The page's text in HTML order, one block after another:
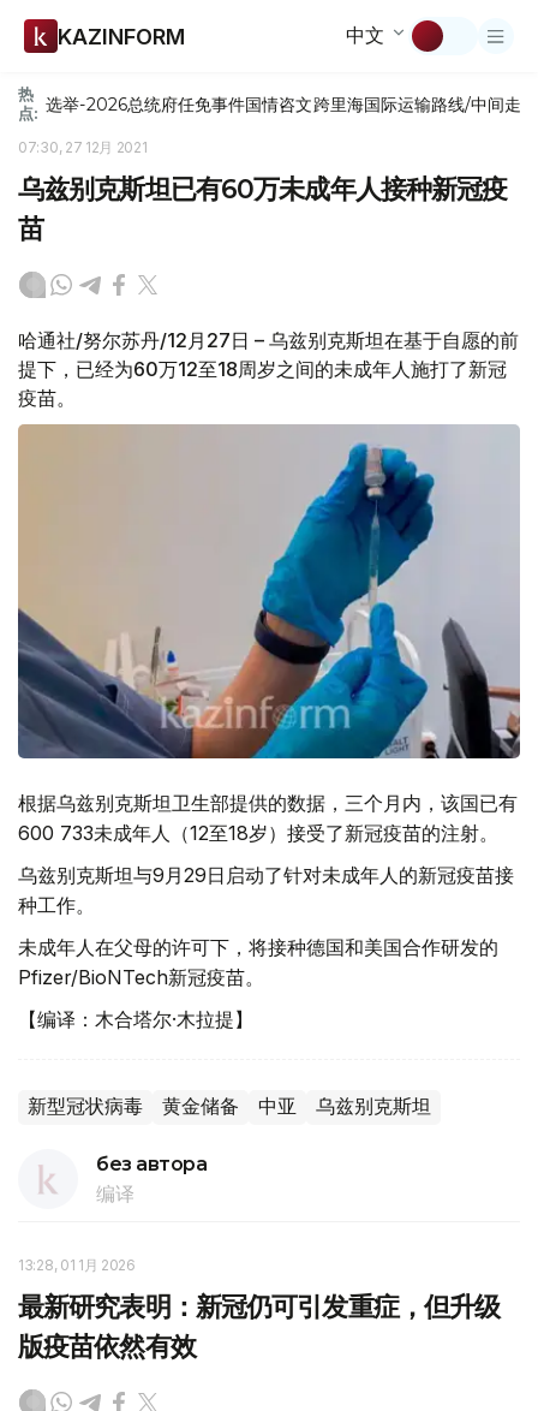
KAZINFORM 中文
热
点: 选举-2026总统府任免事件国情咨文跨里海国际运输路线/中间走廊
07:30, 27 12月 2021
乌兹别克斯坦已有60万未成年人接种新冠疫
苗
哈通社/努尔苏丹/12月27日 – 乌兹别克斯坦在基于自愿的前
提下，已经为60万12至18周岁之间的未成年人施打了新冠
疫苗。
根据乌兹别克斯坦卫生部提供的数据，三个月内，该国已有
600 733未成年人（12至18岁）接受了新冠疫苗的注射。
乌兹别克斯坦与9月29日启动了针对未成年人的新冠疫苗接
种工作。
未成年人在父母的许可下，将接种德国和美国合作研发的
Pfizer/BioNTech新冠疫苗。
【编译：木合塔尔·木拉提】
新型冠状病毒 黄金储备 中亚 乌兹别克斯坦
без автора
编译
13:28, 01 1月 2026
最新研究表明：新冠仍可引发重症，但升级
版疫苗依然有效